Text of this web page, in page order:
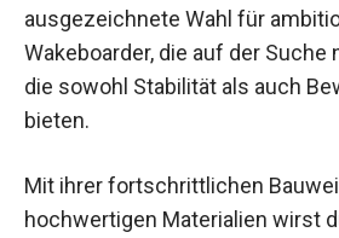
ausgezeichnete Wahl für
Wakeboarder, die auf der Suche
die sowohl Stabilität als auch
bieten.
Mit ihrer fortschrittlichen
hochwertigen Materialien wirst